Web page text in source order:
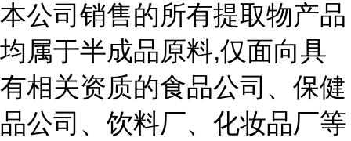
本公司销售的所有提取物产品
均属于半成品原料,仅面向具
有相关资质的食品公司、保健
品公司、饮料厂、化妆品厂等